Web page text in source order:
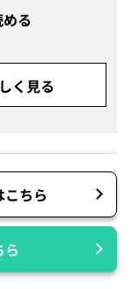
る
く見る
ちら